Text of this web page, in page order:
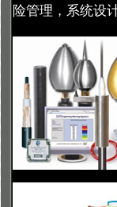
险管理，系统设